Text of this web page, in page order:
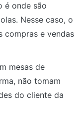
é onde são
Nesse caso, o
compras e vendas
mesas de
não tomam
do cliente da